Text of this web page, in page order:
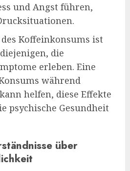
und Angst führen,
Koffeinkonsums ist
die
erleben. Eine
während
helfen, diese Effekte
psychische Gesundheit
über